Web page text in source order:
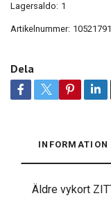
Lagersaldo: 1
Artikelnummer:
Dela
INFORMATION
Äldre vykort